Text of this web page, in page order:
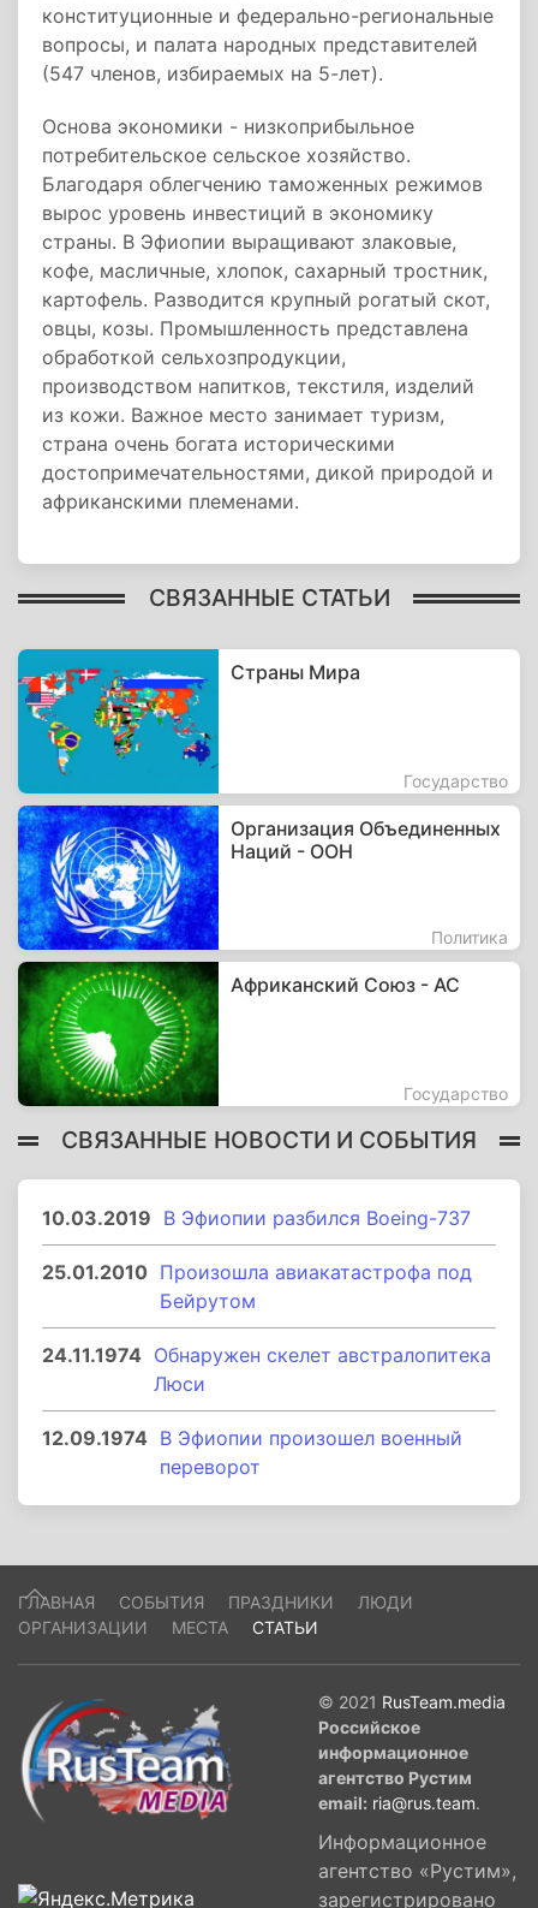
конституционные и федерально-региональные
вопросы, и палата народных представителей
(547 членов, избираемых на 5-лет).
Основа экономики - низкоприбыльное
потребительское сельское хозяйство.
Благодаря облегчению таможенных режимов
вырос уровень инвестиций в экономику
страны. В Эфиопии выращивают злаковые,
кофе, масличные, хлопок, сахарный тростник,
картофель. Разводится крупный рогатый скот,
овцы, козы. Промышленность представлена
обработкой сельхозпродукции,
производством напитков, текстиля, изделий
из кожи. Важное место занимает туризм,
страна очень богата историческими
достопримечательностями, дикой природой и
африканскими племенами.
СВЯЗАННЫЕ СТАТЬИ
Страны Мира
Государство
Организация Объединенных
Наций - ООН
Политика
Африканский Союз - АС
Государство
СВЯЗАННЫЕ НОВОСТИ И СОБЫТИЯ
10.03.2019 В Эфиопии разбился Boeing-737
25.01.2010 Произошла авиакатастрофа под
Бейрутом
24.11.1974 Обнаружен скелет австралопитека
Люси
12.09.1974 В Эфиопии произошел военный
переворот
ГЛАВНАЯ СОБЫТИЯ ПРАЗДНИКИ
ЛЮДИ
ОРГАНИЗАЦИИ
МЕСТА СТАТЬИ
© 2021 RusTeam.media
Российское
информационное
агентство Рустим
email: ria@rus.team.
Информационное
агентство «Рустим»,
зарегистрировано